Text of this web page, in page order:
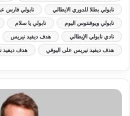
نابولي بطلا للدوري الايطالي نابولي فارس
نابولي ويوفنتوس اليوم نابولي يا سلام
نادي نابولي الإيطالي هدف ديفيد نيريس
هدف ديفيد نيريس على اليوفي هدف ديفيد